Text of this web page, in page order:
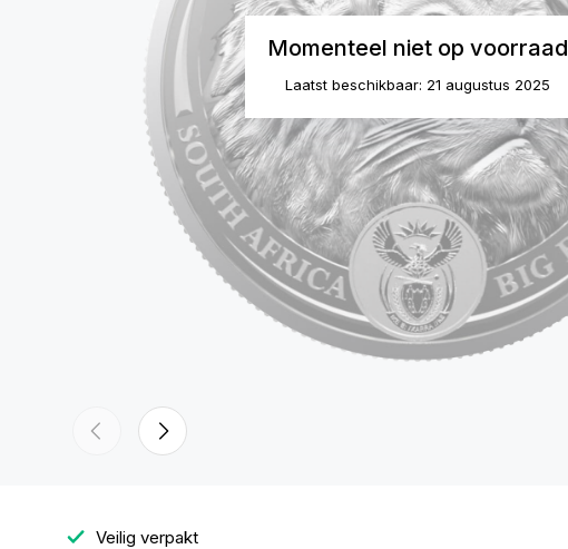
Momenteel niet op voorraad
Laatst beschikbaar: 21 augustus 2025
Veilig verpakt